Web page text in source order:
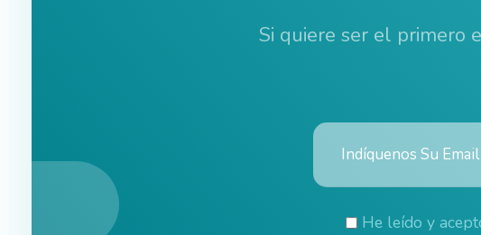
Si quiere ser el primero
He leído y